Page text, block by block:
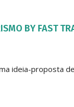
BY FAST
ideia-proposta